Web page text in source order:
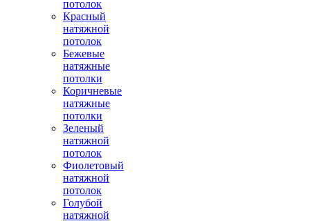
потолок
Красный
натяжной
потолок
Бежевые
натяжные
потолки
Коричневые
натяжные
потолки
Зеленый
натяжной
потолок
Фиолетовый
натяжной
потолок
Голубой
натяжной